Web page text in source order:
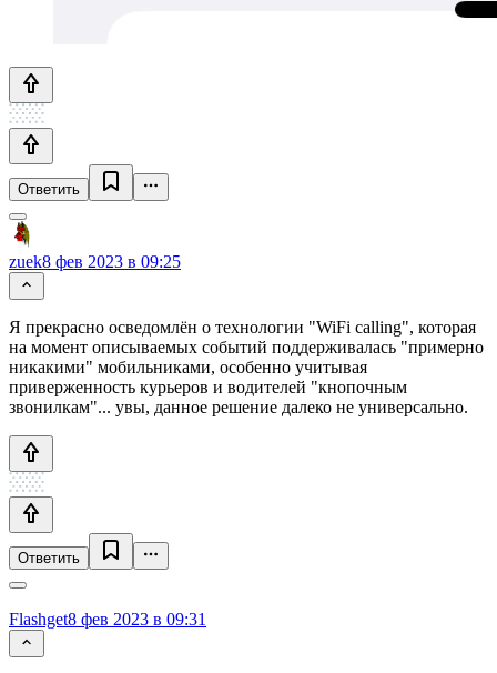
Ответить
zuek8 фев 2023 в 09:25
Я прекрасно осведомлён о технологии "WiFi calling", которая
на момент описываемых событий поддерживалась "примерно
никакими" мобильниками, особенно учитывая
приверженность курьеров и водителей "кнопочным
звонилкам"... увы, данное решение далеко не универсально.
Ответить
Flashget8 фев 2023 в 09:31